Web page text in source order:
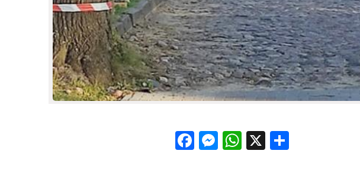
Facebook
Messenger
WhatsApp
X